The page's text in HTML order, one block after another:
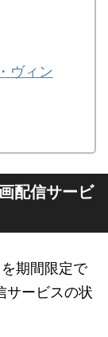
ヴィン
配信サービ
期間限定で
サービスの状